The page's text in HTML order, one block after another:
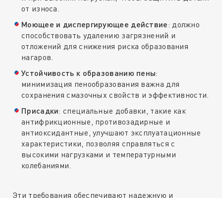
от износа.
Моющее и диспергирующее действие: должно
способствовать удалению загрязнений и
отложений для снижения риска образования
нагаров.
Устойчивость к образованию пены:
минимизация пенообразования важна для
сохранения смазочных свойств и эффективности.
Присадки: специальные добавки, такие как
антифрикционные, противозадирные и
антиоксидантные, улучшают эксплуатационные
характеристики, позволяя справляться с
высокими нагрузками и температурными
колебаниями.
Эти требования обеспечивают надежную и